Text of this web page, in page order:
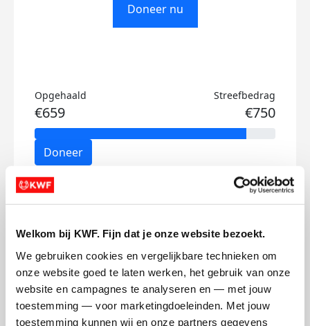
Welkom bij KWF. Fijn dat je onze website bezoekt.
We gebruiken cookies en vergelijkbare technieken om
onze website goed te laten werken, het gebruik van onze
website en campagnes te analyseren en — met jouw
toestemming — voor marketingdoeleinden. Met jouw
toestemming kunnen wij en onze partners gegevens
Doneer nu
Opgehaald
€659
Streefbedrag
€750
Doneer